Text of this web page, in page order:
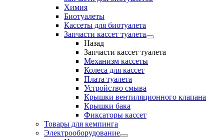
Химия
Биотуалеты
Кассеты для биотуалета
Запчасти кассет туалета
Назад
Запчасти кассет туалета
Механизм кассеты
Колеса для кассет
Плата туалета
Устройство смыва
Крышки вентиляционного клапана
Крышки бака
Фиксаторы кассет
Товары для кемпинга
Электрооборудование